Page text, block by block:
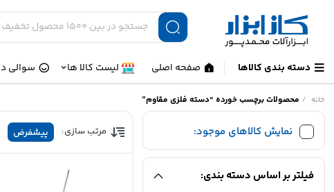
دسته بندی کالاها صفحه اصلی لیست کالا ها سوالی
خانه / محصولات برچسب خورده “دسته فلزی مقاوم”
نمایش کالاهای موجود:
فیلتر بر اساس دسته بندی:
مرتب سازی: پیشفرض